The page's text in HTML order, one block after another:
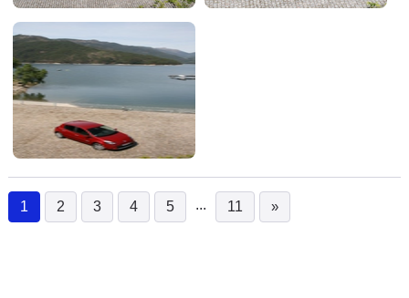
1
(current)
2 3 4 5 ... 11 »